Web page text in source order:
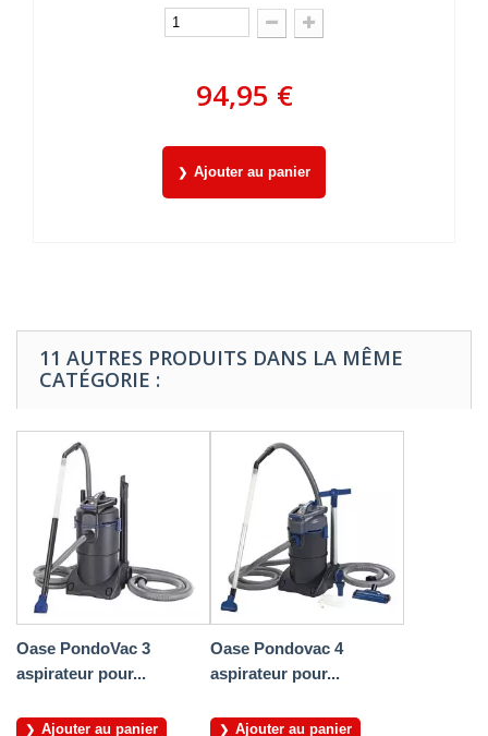
94,95 €
Ajouter au panier
11 AUTRES PRODUITS DANS LA MÊME
CATÉGORIE :
Oase PondoVac 3
aspirateur pour...
Ajouter au panier
Oase Pondovac 4
aspirateur pour...
Ajouter au panier